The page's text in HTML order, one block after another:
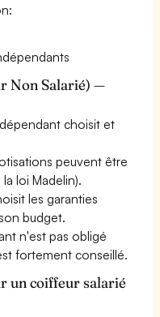
Non Salarié) —
choisit et
peuvent être
loi Madelin).
les garanties
budget.
n'est pas obligé
fortement conseillé.
un coiffeur salarié